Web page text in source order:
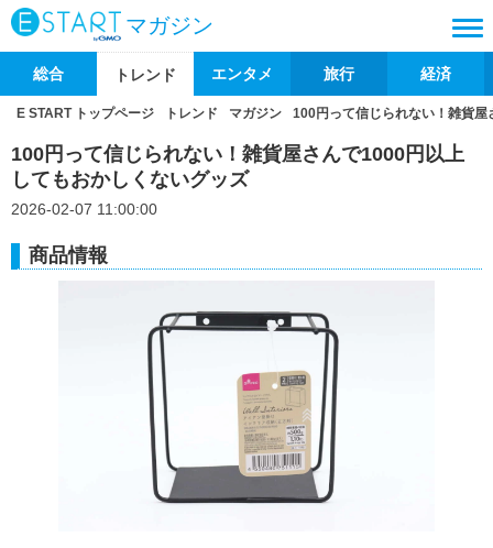
マガジン
総合 トレンド エンタメ 旅行 経済
E START トップページ トレンド マガジン 100円って信じられない！雑貨
100円って信じられない！雑貨屋さんで1000円以上
してもおかしくないグッズ
2026-02-07 11:00:00
商品情報